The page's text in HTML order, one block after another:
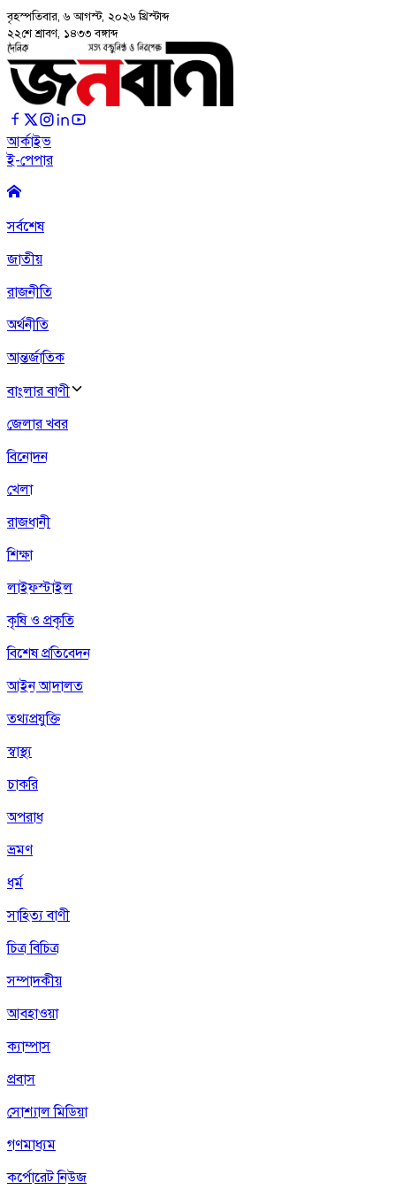
বৃহস্পতিবার, ৬ আগস্ট, ২০২৬ খ্রিস্টাব্দ
২২শে শ্রাবণ, ১৪৩৩ বঙ্গাব্দ
আর্কাইভ
ই-পেপার
সর্বশেষ
জাতীয়
রাজনীতি
অর্থনীতি
আন্তর্জাতিক
বাংলার বাণী
জেলার খবর
বিনোদন
খেলা
রাজধানী
শিক্ষা
লাইফস্টাইল
কৃষি ও প্রকৃতি
বিশেষ প্রতিবেদন
আইন আদালত
তথ্যপ্রযুক্তি
স্বাস্থ্য
চাকরি
অপরাধ
ভ্রমণ
ধর্ম
সাহিত্য বাণী
চিত্র বিচিত্র
সম্পাদকীয়
আবহাওয়া
ক্যাম্পাস
প্রবাস
সোশ্যাল মিডিয়া
গণমাধ্যম
কর্পোরেট নিউজ